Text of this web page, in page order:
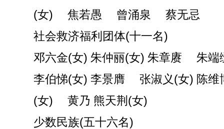
(女) 焦若愚 曾涌泉 蔡无忌
社会救济福利团体(十一名)
邓六金(女) 朱仲丽(女) 朱章赓 朱端
李伯悌(女) 李景膺 张淑义(女) 陈维
(女) 黄乃 熊天荆(女)
少数民族(五十六名)